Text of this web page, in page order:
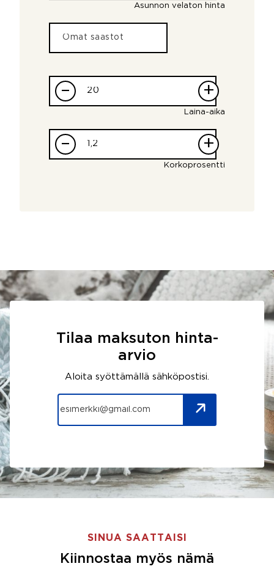
Asunnon velaton hinta
– +
Laina-aika
– +
Korkoprosentti
Tilaa maksuton hinta-
arvio
Aloita syöttämällä sähköpostisi.
SINUA SAATTAISI
Kiinnostaa myös nämä